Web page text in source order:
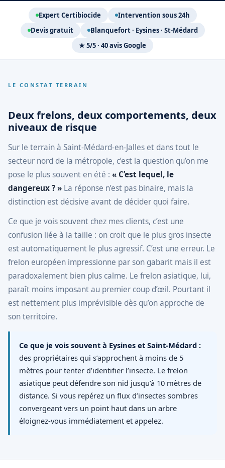
Expert Certibiocide
Intervention sous 24h
Devis gratuit
Blanquefort · Eysines · St-Médard
★ 5/5 · 40 avis Google
LE CONSTAT TERRAIN
Deux frelons, deux comportements, deux
niveaux de risque
Sur le terrain à Saint-Médard-en-Jalles et dans tout le
secteur nord de la métropole, c’est la question qu’on me
pose le plus souvent en été : « C’est lequel, le
dangereux ? » La réponse n’est pas binaire, mais la
distinction est décisive avant de décider quoi faire.
Ce que je vois souvent chez mes clients, c’est une
confusion liée à la taille : on croit que le plus gros insecte
est automatiquement le plus agressif. C’est une erreur. Le
frelon européen impressionne par son gabarit mais il est
paradoxalement bien plus calme. Le frelon asiatique, lui,
paraît moins imposant au premier coup d’œil. Pourtant il
est nettement plus imprévisible dès qu’on approche de
son territoire.
Ce que je vois souvent à Eysines et Saint-Médard :
des propriétaires qui s’approchent à moins de 5
mètres pour tenter d’identifier l’insecte. Le frelon
asiatique peut défendre son nid jusqu’à 10 mètres de
distance. Si vous repérez un flux d’insectes sombres
convergeant vers un point haut dans un arbre
éloignez-vous immédiatement et appelez.